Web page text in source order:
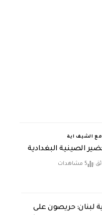
الشيف اية
الصينية البغدادية
5 مشاهدات
لبنان: حريصون على